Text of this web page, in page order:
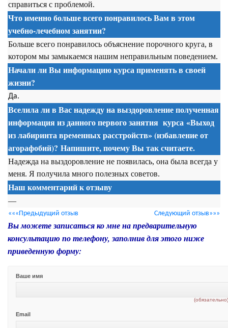
справиться с проблемой.
Что именно больше всего понравилось Вам в этом
учебно-лечебном занятии?
Больше всего понравилось объяснение порочного круга, в
котором мы замыкаемся нашим неправильным поведением.
Начали ли Вы информацию курса применять в своей
жизни?
Да.
Вселила ли в Вас надежду на выздоровление полученная
информация из данного первого занятия курса «Выход
из лабиринта временных расстройств» (избавление от
агорафобий)? Напишите, почему Вы так считаете.
Надежда на выздоровление не появилась, она была всегда у
меня. Я получила много полезных советов.
Наш комментарий к отзыву
—
«««Предыдущий отзыв Следующий отзыв»»»
Вы можете записаться ко мне на предварительную
консультацию по телефону, заполнив для этого ниже
приведенную форму:
Ваше имя
Email